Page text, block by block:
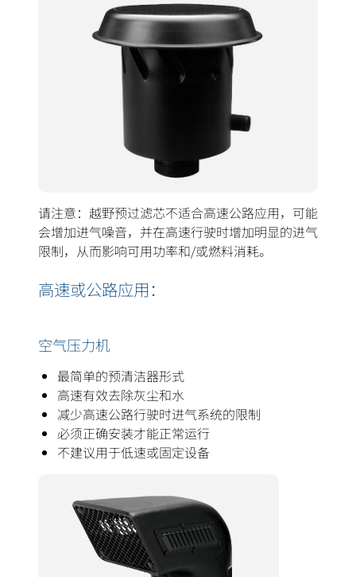
请注意：越野预过滤芯不适合高速公路应用，可能
会增加进气噪音，并在高速行驶时增加明显的进气
限制，从而影响可用功率和/或燃料消耗。
高速或公路应用：
空气压力机
最简单的预清洁器形式
高速有效去除灰尘和水
减少高速公路行驶时进气系统的限制
必须正确安装才能正常运行
不建议用于低速或固定设备